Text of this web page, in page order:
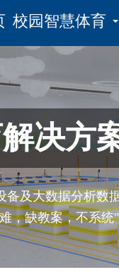
校园智慧体育
决方
备及大数据分析数
，缺教案，不系统